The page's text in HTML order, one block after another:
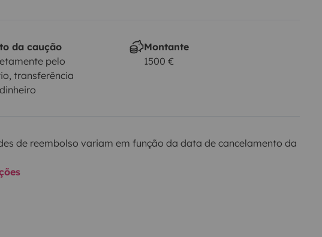
da caução
pelo
transferência
Montante
1500 €
de reembolso variam em função da data de cancelamento da